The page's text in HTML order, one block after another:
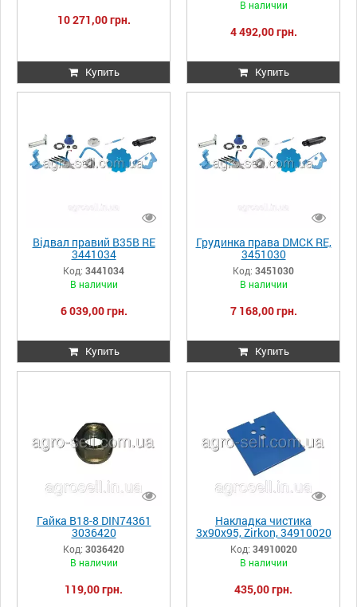
10 271,00 грн.
Купить
В наличии
4 492,00 грн.
Купить
Відвал правий B35B RE
3441034
Код: 3441034
В наличии
6 039,00 грн.
Купить
Грудинка права DMCK RE,
3451030
Код: 3451030
В наличии
7 168,00 грн.
Купить
Гайка B18-8 DIN74361
3036420
Код: 3036420
В наличии
119,00 грн.
Накладка чистика
3x90x95, Zirkon, 34910020
Код: 34910020
В наличии
435,00 грн.